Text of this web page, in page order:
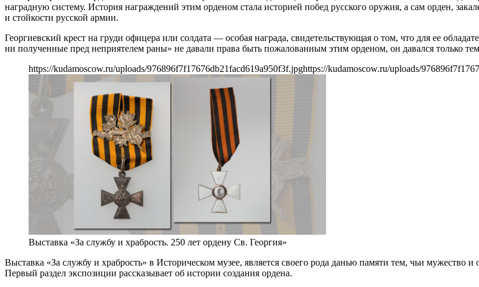
наградную систему. История награждений этим орденом стала историей побед русского оружия, а сам орден,
и стойкости русской армии.
Георгиевский крест на груди офицера или солдата — особая награда, свидетельствующая о том, что для ее
ни полученные пред неприятелем раны» не давали права быть пожалованным этим орденом, он давался только
https://kudamoscow.ru/uploads/976896f7f17676db21facd619a950f3f.jpghttps://kudamoscow.ru/uploads/
Выставка «За службу и храбрость. 250 лет ордену Св. Георгия»
Выставка «За службу и храбрость» в Историческом музее, является своего рода данью памяти тем, чьи мужество
Первый раздел экспозиции рассказывает об истории создания ордена.